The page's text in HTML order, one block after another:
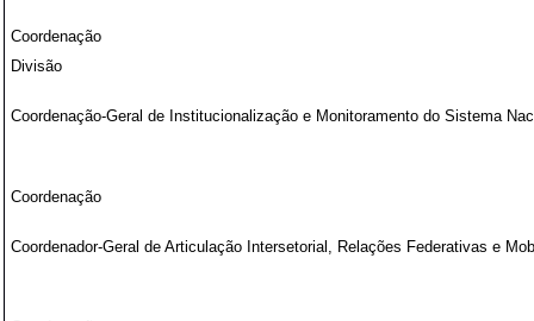
Coordenação
Divisão
Coordenação-Geral de Institucionalização e Monitoramento do Sistema
Coordenação
Coordenador-Geral de Articulação Intersetorial, Relações Federativas e